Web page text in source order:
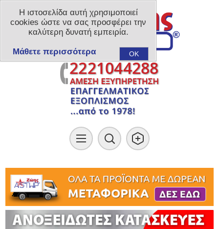
Η ιστοσελίδα αυτή χρησιμοποιεί
cookies ώστε να σας προσφέρει την
καλύτερη δυνατή εμπειρία.
OK
Μάθετε περισσότερα